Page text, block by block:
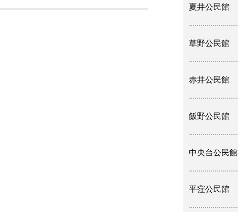
夏井公民館
草野公民館
赤井公民館
飯野公民館
中央台公民館
平窪公民館